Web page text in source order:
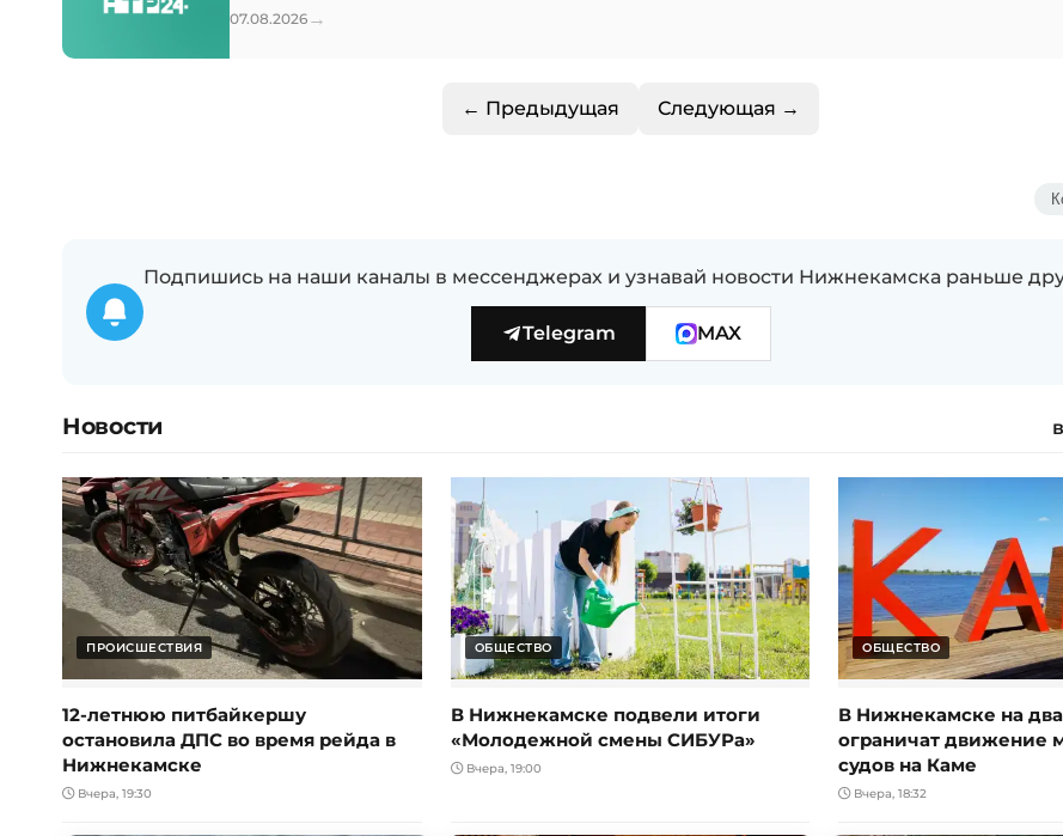
07.08.2026 →
← Предыдущая Следующая →
Подпишись на наши каналы в мессенджерах и узнавай новости Нижнекамска раньше
Telegram MAX
Новости
ПРОИСШЕСТВИЯ
12-летнюю питбайкершу
остановила ДПС во время рейда в
Нижнекамске
Вчера, 19:30
ОБЩЕСТВО
В Нижнекамске подвели итоги
«Молодежной смены СИБУРа»
Вчера, 19:00
ОБЩЕСТВО
В Нижнекамске на
ограничат движение
судов на Каме
Вчера, 18:32